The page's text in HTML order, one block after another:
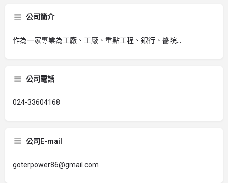
公司簡介
作為一家專業為工廠、工廠、重點工程、銀行、醫院...
公司電話
024-33604168
公司E-mail
goterpower86@gmail.com